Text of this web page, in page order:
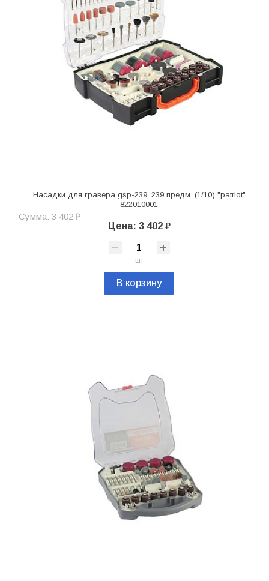
Насадки для гравера gsp-239, 239 предм. (1/10) "patriot"
822010001
Сумма: 3 402 ₽
Цена: 3 402 ₽
шт
В корзину